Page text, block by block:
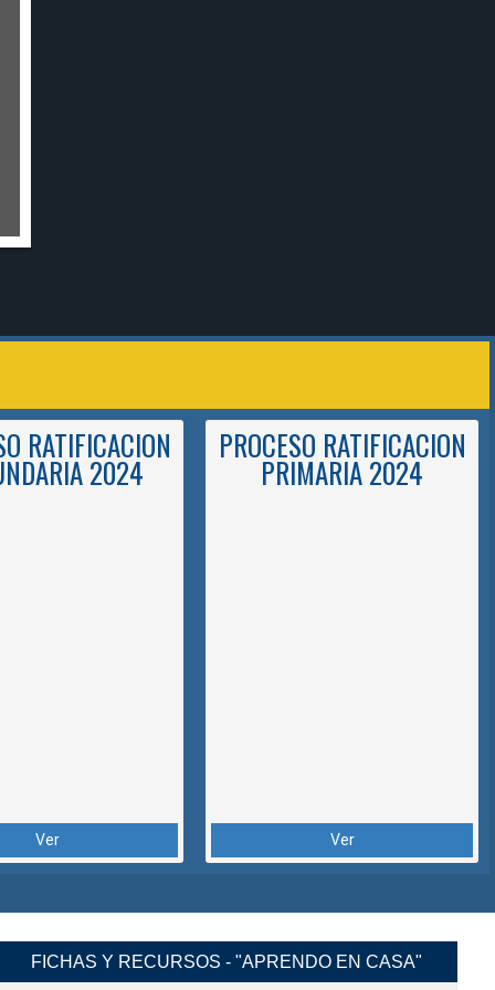
RATIFICACION
2024
Ver
PROCESO RATIFICACION
PRIMARIA 2024
Ver
FICHAS Y RECURSOS - "APRENDO EN CASA"